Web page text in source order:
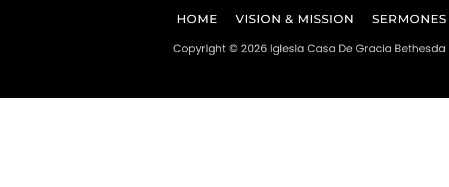
HOME VISION & MISSION SERMONES
Copyright © 2026 Iglesia Casa De Gracia Bethesda